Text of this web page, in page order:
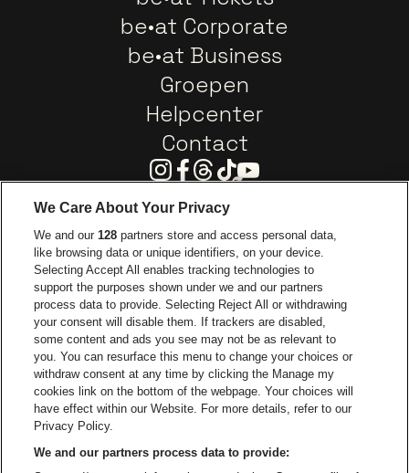
be•at Corporate
be•at Business
Groepen
Helpcenter
Contact
Instagram
Facebook
Threads
TiktokYoutube
Ga naar de website van Europcar
Ga naar de
Ga naar de website van Coca-Cola
Ga naar de website van
Ga naar
Ga naar de website van Champagne
Ga naar de website
Ga naar de website van Het logo van
Ga naar de website
Ga naar de
Ga naar
Capitole Gent is een deel van be•at
Capitole Gent
Be-At Venues
We Care About Your Privacy
We and our128 partners store and access personal data,
like browsing data or unique identifiers, on your device.
Selecting Accept All enables tracking technologies to
support the purposes shown under we and our partners
process data to provide. Selecting Reject All or withdrawing
your consent will disable them. If trackers are disabled,
some content and ads you see may not be as relevant to
you. You can resurface this menu to change your choices or
withdraw consent at any time by clicking the Manage my
cookies link on the bottom of the webpage. Your choices will
have effect within our Website. For more details, refer to our
Privacy Policy.
We and our partners process data to provide: